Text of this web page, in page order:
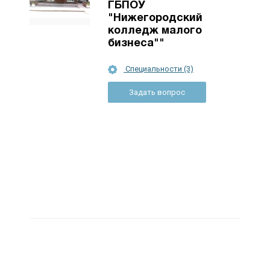
ГБПОУ
"Нижегородский
колледж малого
бизнеса""
Специальности (3)
Задать вопрос